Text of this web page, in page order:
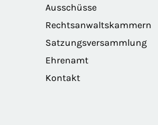
Ausschüsse
Rechtsanwaltskammern
Satzungsversammlung
Ehrenamt
Kontakt